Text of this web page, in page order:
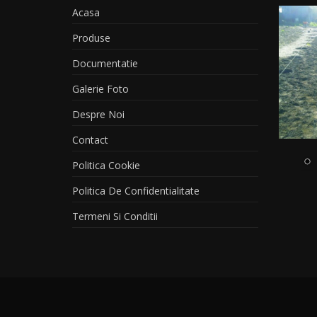
Acasa
Produse
Documentatie
Galerie Foto
Despre Noi
Contact
Politica Cookie
Politica De Confidentialitate
Termeni Si Conditii